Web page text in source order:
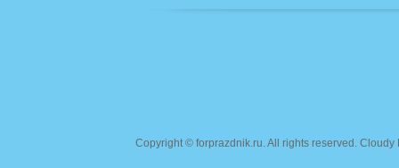
Copyright © forprazdnik.ru. All rights reserved.